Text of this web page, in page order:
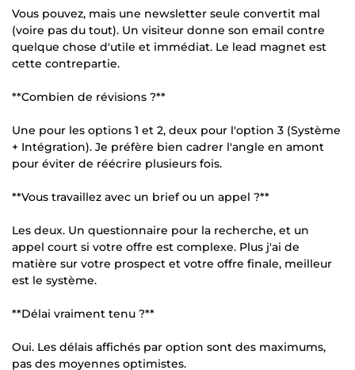
Vous pouvez, mais une newsletter seule convertit mal
(voire pas du tout). Un visiteur donne son email contre
quelque chose d'utile et immédiat. Le lead magnet est
cette contrepartie.
**Combien de révisions ?**
Une pour les options 1 et 2, deux pour l'option 3 (Système
+ Intégration). Je préfère bien cadrer l'angle en amont
pour éviter de réécrire plusieurs fois.
**Vous travaillez avec un brief ou un appel ?**
Les deux. Un questionnaire pour la recherche, et un
appel court si votre offre est complexe. Plus j'ai de
matière sur votre prospect et votre offre finale, meilleur
est le système.
**Délai vraiment tenu ?**
Oui. Les délais affichés par option sont des maximums,
pas des moyennes optimistes.